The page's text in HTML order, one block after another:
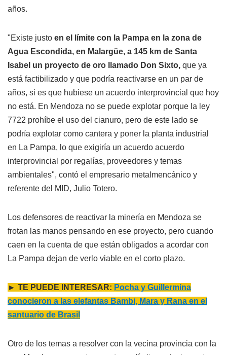
años.
"Existe justo en el límite con la Pampa en la zona de
Agua Escondida, en Malargüe, a 145 km de Santa
Isabel un proyecto de oro llamado Don Sixto, que ya
está factibilizado y que podría reactivarse en un par de
años, si es que hubiese un acuerdo interprovincial que hoy
no está. En Mendoza no se puede explotar porque la ley
7722 prohíbe el uso del cianuro, pero de este lado se
podría explotar como cantera y poner la planta industrial
en La Pampa, lo que exigiría un acuerdo acuerdo
interprovincial por regalías, proveedores y temas
ambientales", contó el empresario metalmencánico y
referente del MID, Julio Totero.
Los defensores de reactivar la minería en Mendoza se
frotan las manos pensando en ese proyecto, pero cuando
caen en la cuenta de que están obligados a acordar con
La Pampa dejan de verlo viable en el corto plazo.
► TE PUEDE INTERESAR: Pocha y Guillermina
conocieron a las elefantas Bambi, Mara y Rana en el
santuario de Brasil
Otro de los temas a resolver con la vecina provincia con la